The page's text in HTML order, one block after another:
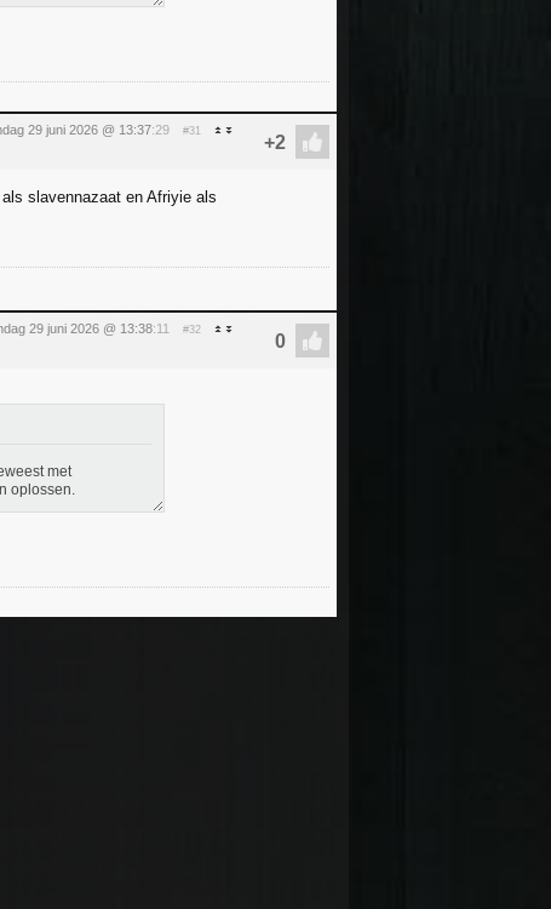
29 juni 2026 @ 13:37:29 #31
slavennazaat en Afriyie als
29 juni 2026 @ 13:38:11 #32
met
oplossen.